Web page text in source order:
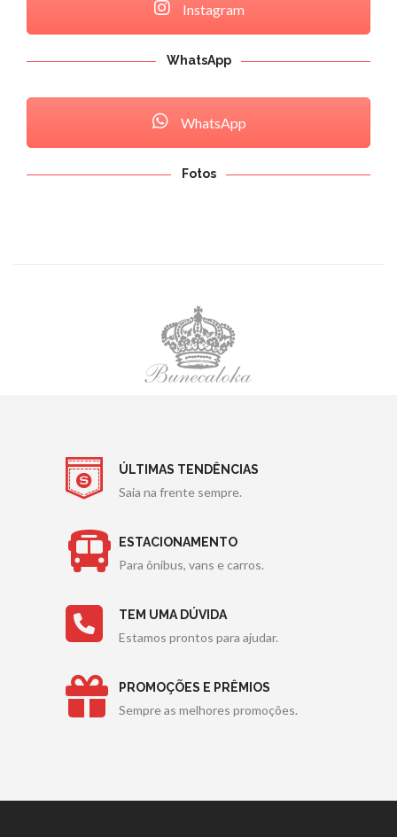
Instagram
WhatsApp
WhatsApp
Fotos
ÚLTIMAS TENDÊNCIAS
Saia na frente sempre.
ESTACIONAMENTO
Para ônibus, vans e carros.
TEM UMA DÚVIDA
Estamos prontos para ajudar.
PROMOÇÕES E PRÊMIOS
Sempre as melhores promoções.